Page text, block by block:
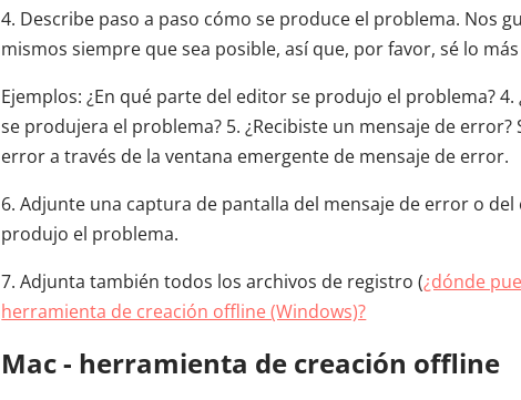
4. Describe paso a paso cómo se produce el problema. Nos
mismos siempre que sea posible, así que, por favor, sé lo
Ejemplos: ¿En qué parte del editor se produjo el problema?
se produjera el problema? 5. ¿Recibiste un mensaje de
error a través de la ventana emergente de mensaje de error.
6. Adjunte una captura de pantalla del mensaje de error o
produjo el problema.
7. Adjunta también todos los archivos de registro (¿dónde
herramienta de creación offline (Windows)?
Mac - herramienta de creación offline